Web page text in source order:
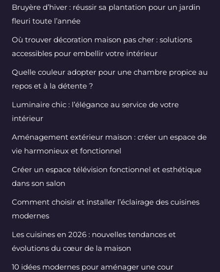
Bruyère d’hiver : réussir sa plantation pour un jardin
fleuri toute l’année
Où trouver décoration maison pas cher : solutions
accessibles pour embellir votre intérieur
Quelle couleur adopter pour une chambre propice au
repos et à la détente ?
Luminaire chic : l’élégance au service de votre
intérieur
Aménagement extérieur maison : créer un espace de
vie harmonieux et fonctionnel
Créer un espace télévision fonctionnel et esthétique
dans son salon
Comment choisir et installer l’éclairage des cuisines
modernes
Les cuisines en 2026 : nouvelles tendances et
évolutions du cœur de la maison
10 idées modernes pour aménager une cour